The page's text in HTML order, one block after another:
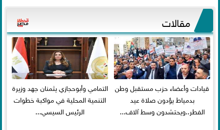
مقالات
قيادات وأعضاء حزب مستقبل وطن
بدمياط يؤدون صلاة عيد
الفطر..ويحتشدون وسط آلاف...
التمامي وأبوحجازي يثمنان جهد وزيرة
التنمية المحلية في مواكبة خطوات
الرئيس السيسي...